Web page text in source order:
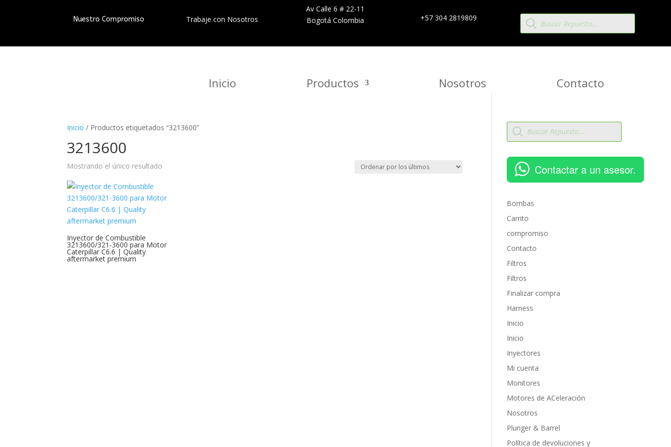
Nuestro Compromiso Trabaje con Nosotros
Av Calle 6 # 22-11
Bogotá Colombia
+57 304 2819809 Búsqueda
de
productos
Inicio Productos Nosotros Contacto
Inicio / Productos etiquetados “3213600”
3213600
Mostrando el único resultado
Inyector de Combustible
3213600/321-3600 para Motor
Caterpillar C6.6 | Quality
aftermarket premium
Búsqueda
de
productos
Contactar a un asesor.
Bombas
Carrito
compromiso
Contacto
Filtros
Filtros
Finalizar compra
Harness
Inicio
Inicio
Inyectores
Mi cuenta
Monitores
Motores de ACeleración
Nosotros
Plunger & Barrel
Política de devoluciones y